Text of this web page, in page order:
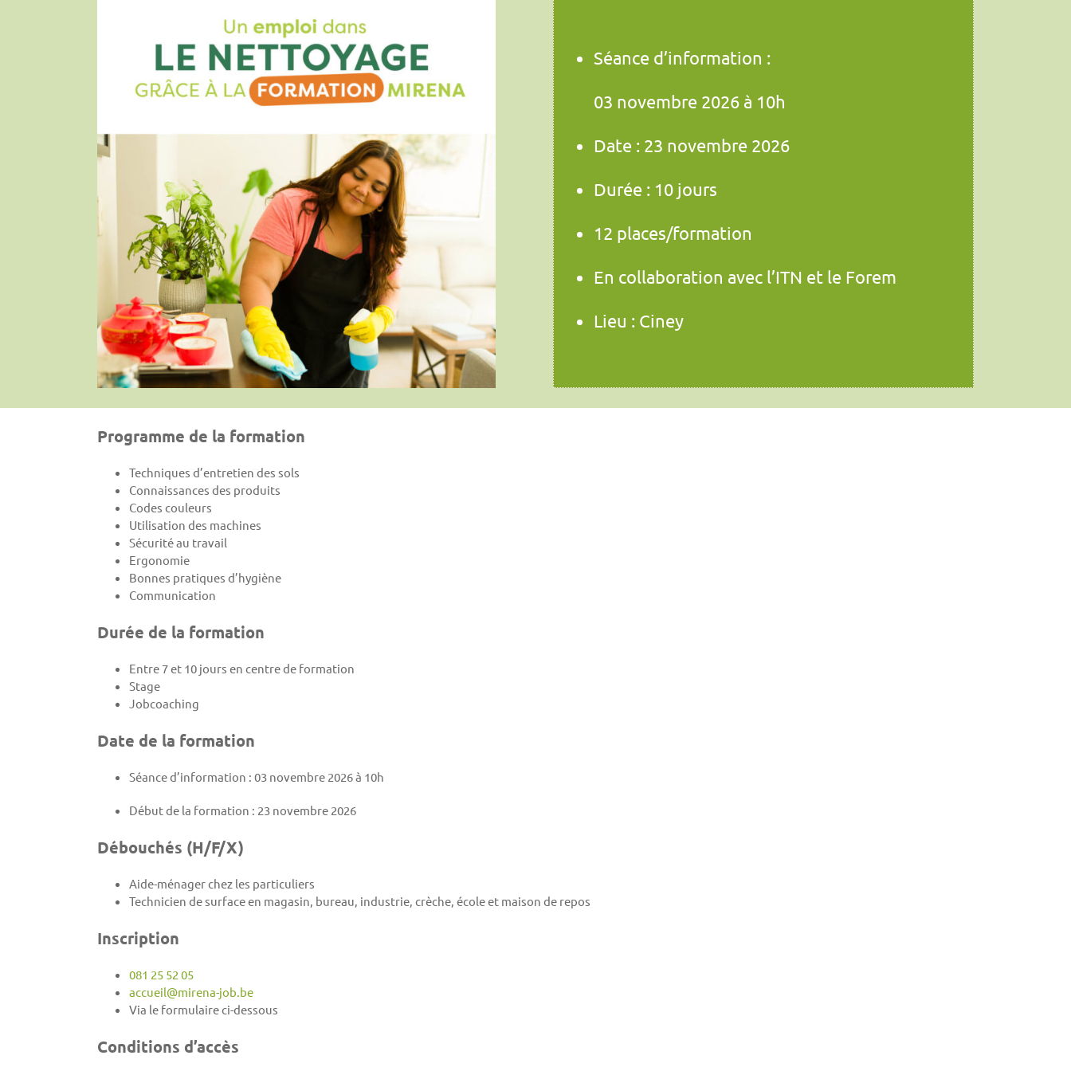
The watch a man chooses speaks a nuanced language about his identity. The understated elegance of a Jaeger-LeCoultre Reverso, with its Art Deco flip-case, suggests a connoisseur of
Replika Zegarkami
Séance d’information :
03 novembre 2026 à 10h
Date : 23 novembre 2026
Durée : 10 jours
12 places/formation
En collaboration avec l’ITN et le Forem
Lieu : Ciney
Programme de la formation
Techniques d’entretien des sols
Connaissances des produits
Codes couleurs
Utilisation des machines
Sécurité au travail
Ergonomie
Bonnes pratiques d’hygiène
Communication
Durée de la formation
Entre 7 et 10 jours en centre de formation
Stage
Jobcoaching
Date de la formation
Séance d’information : 03 novembre 2026 à 10h
Début de la formation : 23 novembre 2026
Débouchés (H/F/X)
Aide-ménager chez les particuliers
Technicien de surface en magasin, bureau, industrie, crèche, école et maison de repos
Inscription
081 25 52 05
accueil@mirena-job.be
Via le formulaire ci-dessous
Conditions d’accès